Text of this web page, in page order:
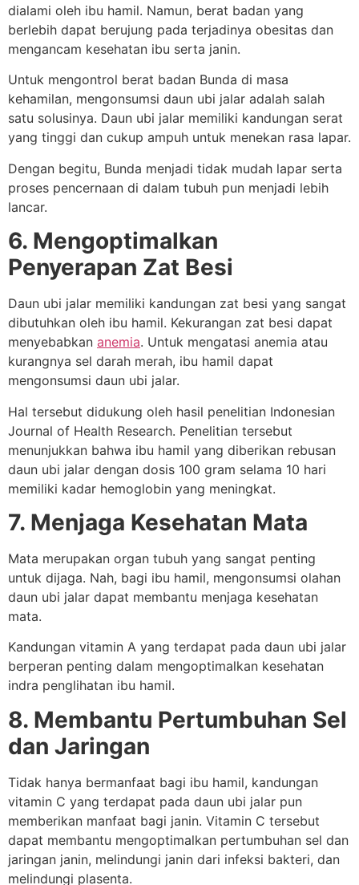
dialami oleh ibu hamil. Namun, berat badan yang
berlebih dapat berujung pada terjadinya obesitas dan
mengancam kesehatan ibu serta janin.
Untuk mengontrol berat badan Bunda di masa
kehamilan, mengonsumsi daun ubi jalar adalah salah
satu solusinya. Daun ubi jalar memiliki kandungan serat
yang tinggi dan cukup ampuh untuk menekan rasa lapar.
Dengan begitu, Bunda menjadi tidak mudah lapar serta
proses pencernaan di dalam tubuh pun menjadi lebih
lancar.
6. Mengoptimalkan
Penyerapan Zat Besi
Daun ubi jalar memiliki kandungan zat besi yang sangat
dibutuhkan oleh ibu hamil. Kekurangan zat besi dapat
menyebabkan anemia. Untuk mengatasi anemia atau
kurangnya sel darah merah, ibu hamil dapat
mengonsumsi daun ubi jalar.
Hal tersebut didukung oleh hasil penelitian Indonesian
Journal of Health Research. Penelitian tersebut
menunjukkan bahwa ibu hamil yang diberikan rebusan
daun ubi jalar dengan dosis 100 gram selama 10 hari
memiliki kadar hemoglobin yang meningkat.
7. Menjaga Kesehatan Mata
Mata merupakan organ tubuh yang sangat penting
untuk dijaga. Nah, bagi ibu hamil, mengonsumsi olahan
daun ubi jalar dapat membantu menjaga kesehatan
mata.
Kandungan vitamin A yang terdapat pada daun ubi jalar
berperan penting dalam mengoptimalkan kesehatan
indra penglihatan ibu hamil.
8. Membantu Pertumbuhan Sel
dan Jaringan
Tidak hanya bermanfaat bagi ibu hamil, kandungan
vitamin C yang terdapat pada daun ubi jalar pun
memberikan manfaat bagi janin. Vitamin C tersebut
dapat membantu mengoptimalkan pertumbuhan sel dan
jaringan janin, melindungi janin dari infeksi bakteri, dan
melindungi plasenta.